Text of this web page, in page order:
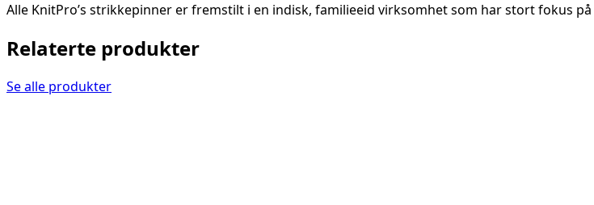
Alle KnitPro’s strikkepinner er fremstilt i en indisk, familieeid virksomhet som har stort fokus
Relaterte produkter
Se alle produkter